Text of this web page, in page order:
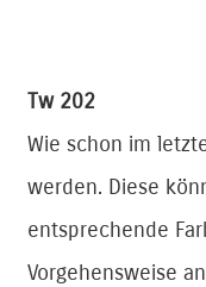
Tw 202
Wie schon im
werden. Diese
entsprechende
Vorgehensweise